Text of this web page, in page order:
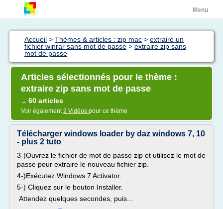
Menu
Accueil > Thèmes & articles : zip mac > extraire un
fichier winrar sans mot de passe > extraire zip sans
mot de passe
Articles sélectionnés pour le thème :
extraire zip sans mot de passe
→ 60 articles
Voir également2 Vidéos pour ce thème
Télécharger windows loader by daz windows 7, 10
- plus 2 tuto
3-)Ouvrez le fichier de mot de passe zip et utilisez le mot de
passe pour extraire le nouveau fichier zip.
4-)Exécutez Windows 7 Activator.
5-) Cliquez sur le bouton Installer.
Attendez quelques secondes, puis...